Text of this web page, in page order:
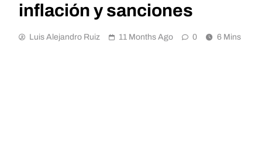
inflación y sanciones
Luis Alejandro Ruiz 11 Months Ago 0 6 Mins